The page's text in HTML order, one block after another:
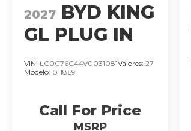
2027 BYD KING
GL PLUG IN
HYBRID
MOTOR
1.5LTS.. T/A.
�
VIN: LC0C76C44V0031081Valores: 27
Modelo: 011869
Call For Price
MSRP